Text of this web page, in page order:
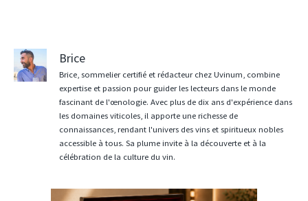
Brice
Brice, sommelier certifié et rédacteur chez Uvinum, combine
expertise et passion pour guider les lecteurs dans le monde
fascinant de l'œnologie. Avec plus de dix ans d'expérience dans
les domaines viticoles, il apporte une richesse de
connaissances, rendant l'univers des vins et spiritueux nobles
accessible à tous. Sa plume invite à la découverte et à la
célébration de la culture du vin.